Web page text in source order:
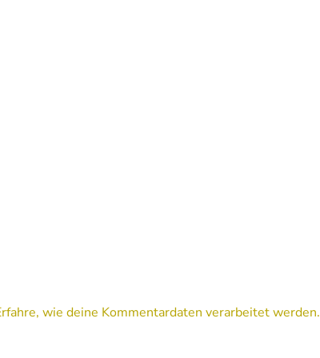
wie deine Kommentardaten verarbeitet werden.